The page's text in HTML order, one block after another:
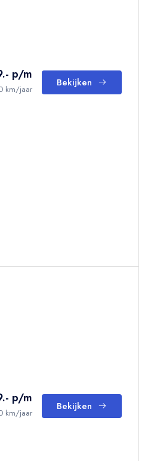
p/m
km/jaar
Bekijken
p/m
km/jaar
Bekijken